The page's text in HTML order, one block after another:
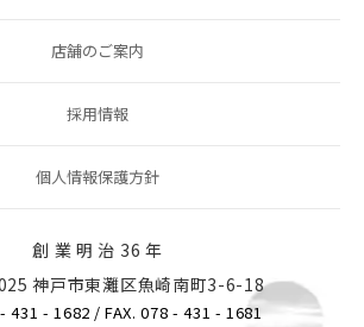
店舗のご案内
採用情報
個人情報保護方針
創 業 明 治 36 年
神戸市東灘区魚崎南町3-6-18
431 - 1682 / FAX. 078 - 431 - 1681